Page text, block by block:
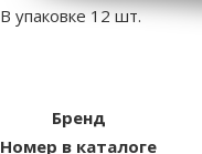
В упаковке 12 шт.
Бренд
Номер в каталоге